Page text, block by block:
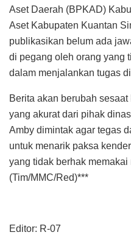
Aset Daerah (BPKAD)
Aset Kabupaten Kuantan
publikasikan belum ada
di pegang oleh orang yang
dalam menjalankan tugas
Berita akan berubah
yang akurat dari pihak
Amby dimintak agar tegas
untuk menarik paksa
yang tidak berhak memakai
(Tim/MMC/Red)***
Editor: R-07